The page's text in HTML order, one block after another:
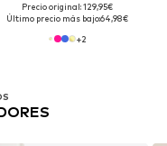
Precio original: 129,95€
Último precio más bajo:64,98€
+2